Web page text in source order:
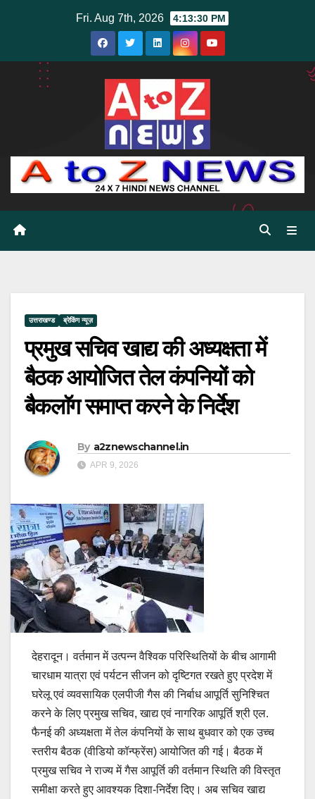
Fri. Aug 7th, 2026 4:13:32 PM
उत्तराखण्ड ब्रेकिंग न्यूज़
प्रमुख सचिव खाद्य की अध्यक्षता में
बैठक आयोजित तेल कंपनियों को
बैकलाॅग समाप्त करने के निर्देश
By a2znewschannel.in
APR 9, 2026
देहरादून। वर्तमान में उत्पन्न वैश्विक परिस्थितियों के बीच आगामी
चारधाम यात्रा एवं पर्यटन सीजन को दृष्टिगत रखते हुए प्रदेश में
घरेलू एवं व्यवसायिक एलपीजी गैस की निर्बाध आपूर्ति सुनिश्चित
करने के लिए प्रमुख सचिव, खाद्य एवं नागरिक आपूर्ति श्री एल.
फैनई की अध्यक्षता में तेल कंपनियों के साथ बुधवार को एक उच्च
स्तरीय बैठक (वीडियो कॉन्फ्रेंस) आयोजित की गई। बैठक में
प्रमुख सचिव ने राज्य में गैस आपूर्ति की वर्तमान स्थिति की विस्तृत
समीक्षा करते हुए आवश्यक दिशा-निर्देश दिए। अब सचिव खाद्य